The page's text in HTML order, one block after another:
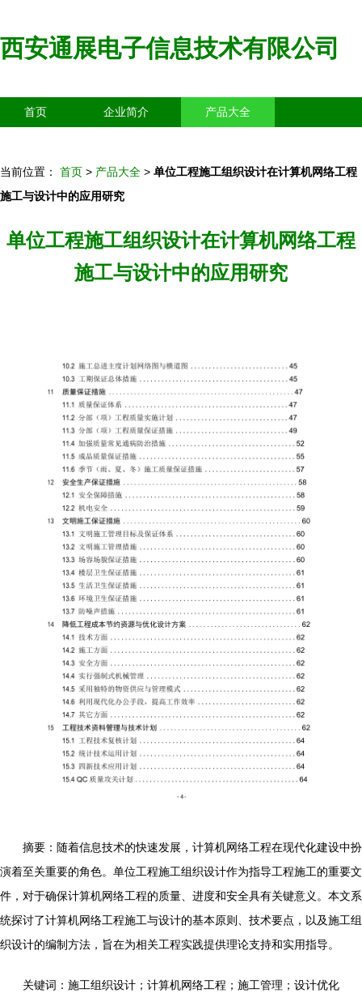
西安通展电子信息技术有限公司
首页 企业简介 产品大全
当前位置： 首页 > 产品大全 > 单位工程施工组织设计在计算机网络工程
施工与设计中的应用研究
单位工程施工组织设计在计算机网络工程
施工与设计中的应用研究
摘要：随着信息技术的快速发展，计算机网络工程在现代化建设中扮
演着至关重要的角色。单位工程施工组织设计作为指导工程施工的重要文
件，对于确保计算机网络工程的质量、进度和安全具有关键意义。本文系
统探讨了计算机网络工程施工与设计的基本原则、技术要点，以及施工组
织设计的编制方法，旨在为相关工程实践提供理论支持和实用指导。
关键词：施工组织设计；计算机网络工程；施工管理；设计优化